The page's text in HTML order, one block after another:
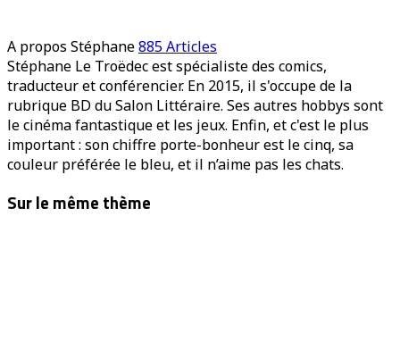
A propos Stéphane885 Articles
Stéphane Le Troëdec est spécialiste des comics,
traducteur et conférencier. En 2015, il s'occupe de la
rubrique BD du Salon Littéraire. Ses autres hobbys sont
le cinéma fantastique et les jeux. Enfin, et c'est le plus
important : son chiffre porte-bonheur est le cinq, sa
couleur préférée le bleu, et il n’aime pas les chats.
Sur le même thème